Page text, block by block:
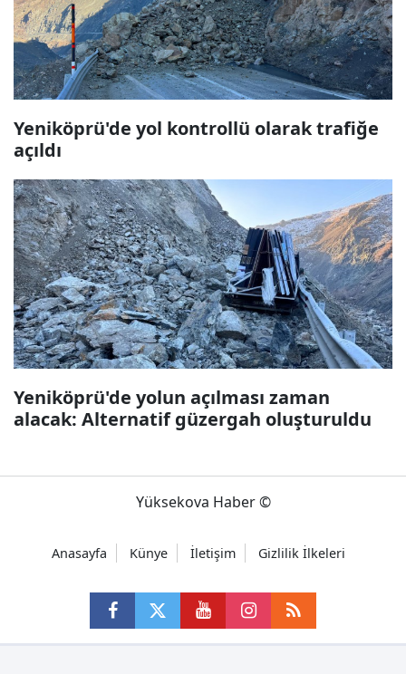
Yeniköprü'de yol kontrollü olarak trafiğe
açıldı
Yeniköprü'de yolun açılması zaman
alacak: Alternatif güzergah oluşturuldu
Yüksekova Haber ©
Anasayfa Künye İletişim Gizlilik İlkeleri